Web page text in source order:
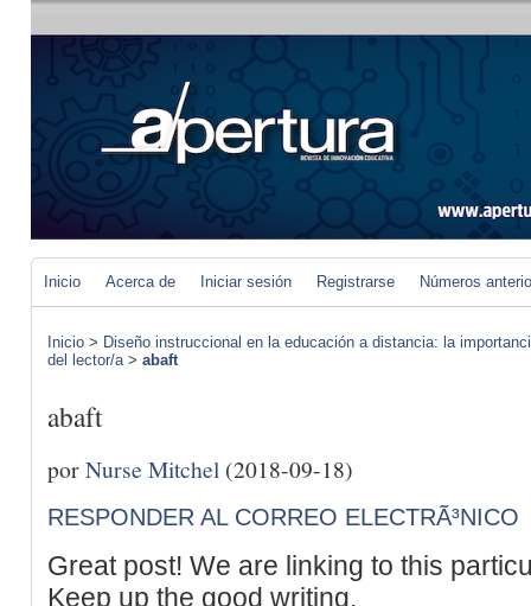
Inicio Acerca de Iniciar sesión Registrarse Números
Inicio > Diseño instruccional en la educación a distancia: la
del lector/a> abaft
abaft
porNurse Mitchel (2018-09-18)
RESPONDER AL CORREO ELECTRÃ³NICO
Great post! We are linking to this
Keep up the good writing.